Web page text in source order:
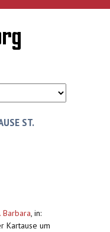
ST.
Barbara, in:
Kartause um